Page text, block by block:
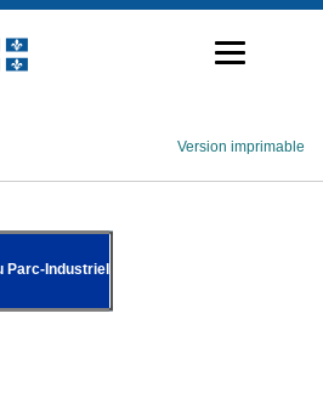
Version imprimable
Parc-Industriel